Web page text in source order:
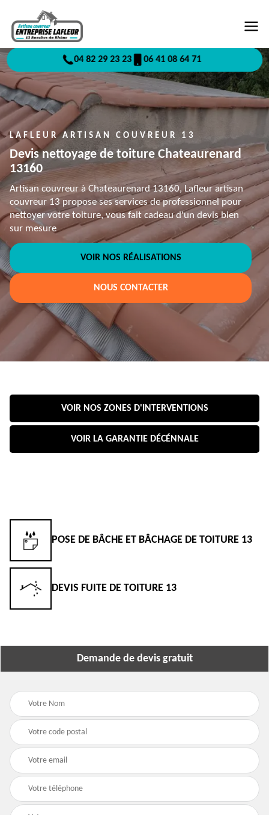
04 82 29 23 23 06 41 08 64 71
LAFLEUR ARTISAN COUVREUR 13
Devis nettoyage de toiture Chateaurenard
13160
Artisan couvreur à Chateaurenard 13160, Lafleur artisan
couvreur 13 propose ses services de professionnel pour
nettoyer votre toiture, vous fait cadeau d'un devis bien
sur mesure
VOIR NOS RÉALISATIONS
NOUS CONTACTER
VOIR NOS ZONES D'INTERVENTIONS
VOIR LA GARANTIE DÉCÉNNALE
POSE DE BÂCHE ET BÂCHAGE DE TOITURE 13
DEVIS FUITE DE TOITURE 13
Demande de devis gratuit